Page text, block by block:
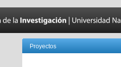
Proyectos